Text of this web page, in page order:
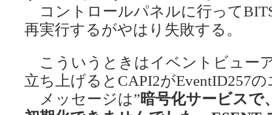
コントロールパネルに行って
再実行するがやはり失敗する。
こういうときはイベントビュー
立ち上げるとCAPI2がEventID257
メッセージは”暗号化サービスで